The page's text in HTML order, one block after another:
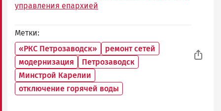
управления епархией
Метки
«РКС Петрозаводск»
ремонт сетей
модернизация
Петрозаводск
Минстрой Карелии
отключение горячей воды